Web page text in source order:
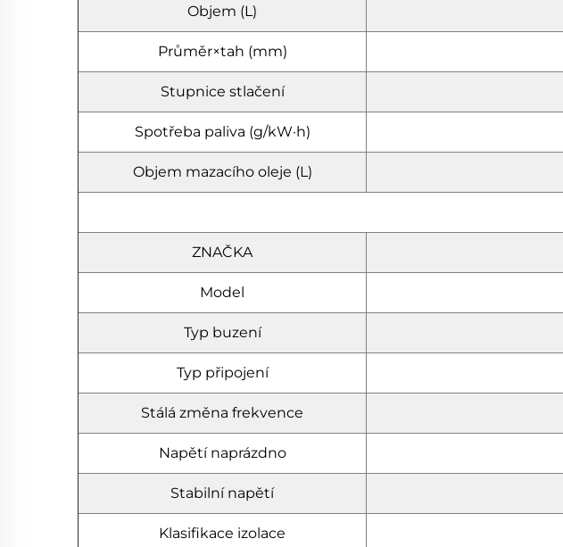
Objem (L)
Průměr×tah (mm)
Stupnice stlačení
Spotřeba paliva (g/kW·h)
Objem mazacího oleje (L)
ZNAČKA
Model
Typ buzení
Typ připojení
Stálá změna frekvence
Napětí naprázdno
Stabilní napětí
Klasifikace izolace